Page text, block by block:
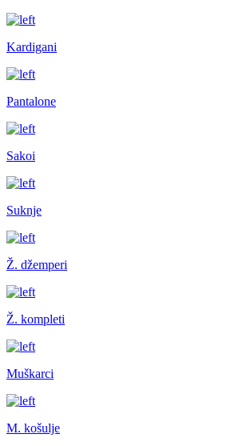
Kardigani
Pantalone
Sakoi
Suknje
Ž. džemperi
Ž. kompleti
Muškarci
M. košulje